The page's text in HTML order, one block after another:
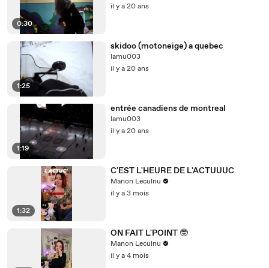
0:30
il y a 20 ans
1:25
skidoo (motoneige) a quebec
lamu003
il y a 20 ans
1:19
entrée canadiens de montreal
lamu003
il y a 20 ans
1:32
C'EST L'HEURE DE L'ACTUUUC
Manon Leculnu
il y a 3 mois
ON FAIT L'POINT 🤓
Manon Leculnu
il y a 4 mois